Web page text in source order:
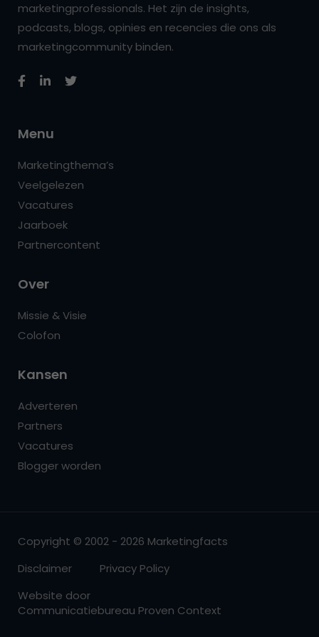
marketingprofessionals. Het zijn de insights,
podcasts, blogs, opinies en recencies die ons als
marketingcommunity binden.
Menu
Marketingthema’s
Veelgelezen
Vacatures
Jaarboek
Partnercontent
Over
Missie & Visie
Colofon
Kansen
Adverteren
Partners
Vacatures
Blogger worden
Copyright © 2002 - 2026 Marketingfacts
Disclaimer
Privacy Policy
Website door
Communicatiebureau Proven Context